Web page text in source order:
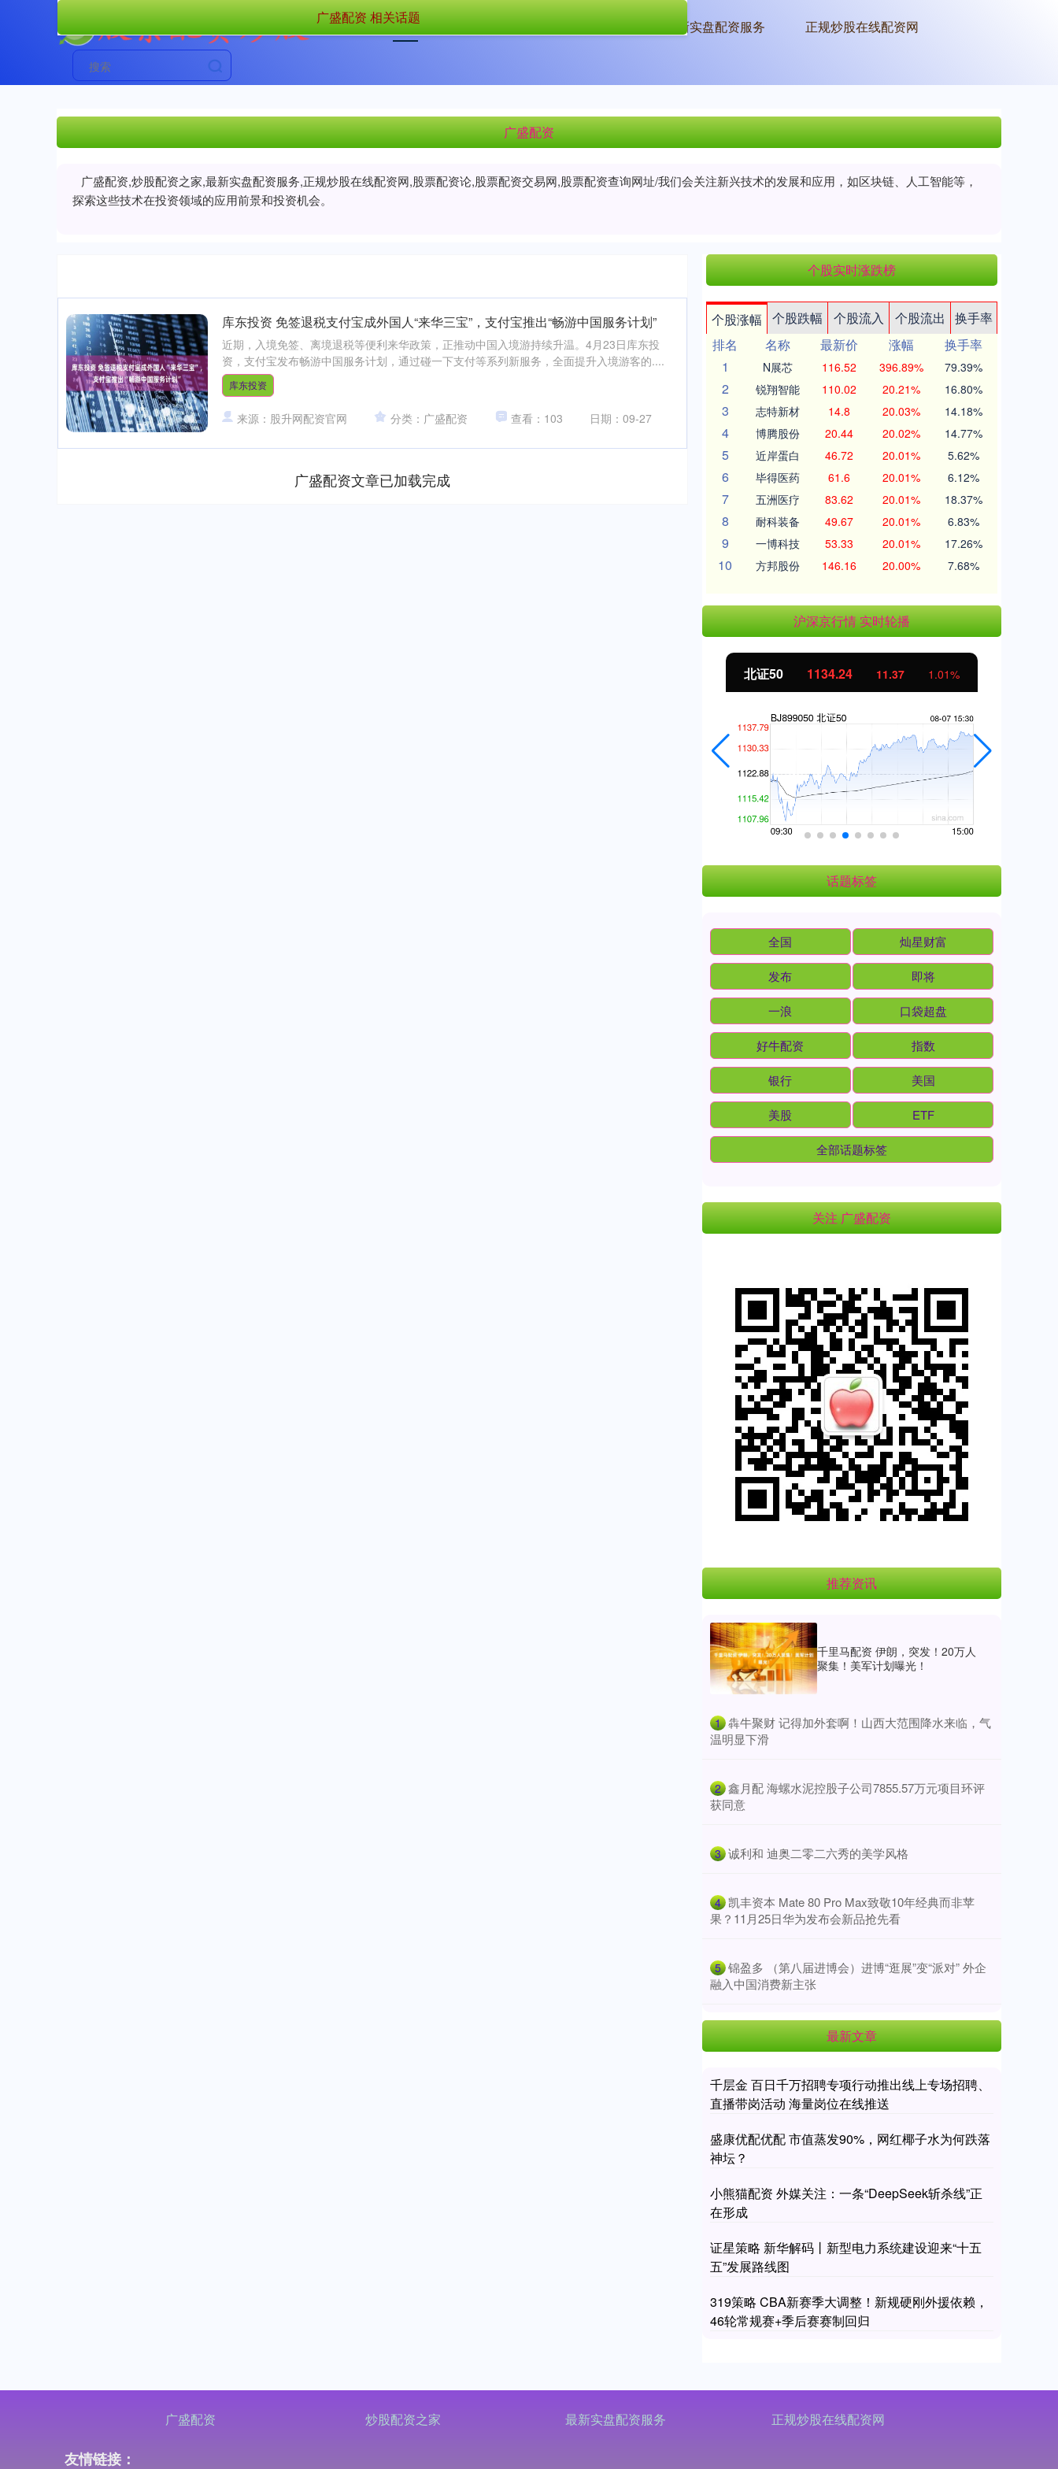
首页 广盛配资 炒股配资之家 最新实盘配资服务 正规炒股在线配资网
广盛配资
广盛配资,炒股配资之家,最新实盘配资服务,正规炒股在线配资网,股票配资论,股票配资交易网,股票配资查询网址/我们会关注新兴技术的发展和应用，如区块链、人工智能等，
探索这些技术在投资领域的应用前景和投资机会。
广盛配资 相关话题
库东投资 免签退税支付宝成外国人“来华三宝”，支付宝推出“畅游中国服务计划”
近期，入境免签、离境退税等便利来华政策，正推动中国入境游持续升温。4月23日库东投
资，支付宝发布畅游中国服务计划，通过碰一下支付等系列新服务，全面提升入境游客的....
库东投资
来源：股升网配资官网 分类：广盛配资 查看：103 日期：09-27
广盛配资文章已加载完成
个股实时涨跌榜
个股涨幅 个股跌幅 个股流入 个股流出
换手率
排名
名称 最新价 涨幅
换手率
1
N展芯 116.52 396.89% 79.39%
2 锐翔智能 110.02 20.21% 16.80%
3 志特新材 14.8 20.03% 14.18%
4 博腾股份 20.44 20.02% 14.77%
5 近岸蛋白 46.72 20.01% 5.62%
6 毕得医药 61.6 20.01% 6.12%
7 五洲医疗 83.62 20.01% 18.37%
8 耐科装备 49.67 20.01% 6.83%
9 一博科技 53.33 20.01% 17.26%
10 方邦股份 146.16 20.00% 7.68%
沪深京行情 实时轮播
北证50 1134.24 11.37 1.01%
话题标签
全国 灿星财富
发布 即将
一浪 口袋超盘
好牛配资 指数
银行 美国
美股 ETF
全部话题标签
关注 广盛配资
推荐资讯
千里马配资 伊朗，突发！20万人
聚集！美军计划曝光！
1 ​犇牛聚财 记得加外套啊！山西大范围降水来临，气
温明显下滑
2 ​鑫月配 海螺水泥控股子公司7855.57万元项目环评
获同意
3 ​诚利和 迪奥二零二六秀的美学风格
4 ​凯丰资本 Mate 80 Pro Max致敬10年经典而非苹
果？11月25日华为发布会新品抢先看
5 ​锦盈多 （第八届进博会）进博“逛展”变“派对” 外企
融入中国消费新主张
最新文章
千层金 百日千万招聘专项行动推出线上专场招聘、
直播带岗活动 海量岗位在线推送
盛康优配优配 市值蒸发90%，网红椰子水为何跌落
神坛？
小熊猫配资 外媒关注：一条“DeepSeek斩杀线”正
在形成
证星策略 新华解码丨新型电力系统建设迎来“十五
五”发展路线图
319策略 CBA新赛季大调整！新规硬刚外援依赖，
46轮常规赛+季后赛赛制回归
广盛配资 炒股配资之家 最新实盘配资服务 正规炒股在线配资网
友情链接：